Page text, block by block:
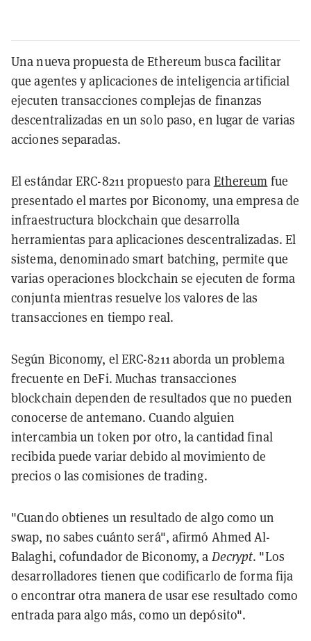
Una nueva propuesta de Ethereum busca facilitar
que agentes y aplicaciones de inteligencia artificial
ejecuten transacciones complejas de finanzas
descentralizadas en un solo paso, en lugar de varias
acciones separadas.
El estándar ERC-8211 propuesto para Ethereum fue
presentado el martes por Biconomy, una empresa de
infraestructura blockchain que desarrolla
herramientas para aplicaciones descentralizadas. El
sistema, denominado smart batching, permite que
varias operaciones blockchain se ejecuten de forma
conjunta mientras resuelve los valores de las
transacciones en tiempo real.
Según Biconomy, el ERC-8211 aborda un problema
frecuente en DeFi. Muchas transacciones
blockchain dependen de resultados que no pueden
conocerse de antemano. Cuando alguien
intercambia un token por otro, la cantidad final
recibida puede variar debido al movimiento de
precios o las comisiones de trading.
"Cuando obtienes un resultado de algo como un
swap, no sabes cuánto será", afirmó Ahmed Al-
Balaghi, cofundador de Biconomy, a Decrypt. "Los
desarrolladores tienen que codificarlo de forma fija
o encontrar otra manera de usar ese resultado como
entrada para algo más, como un depósito".